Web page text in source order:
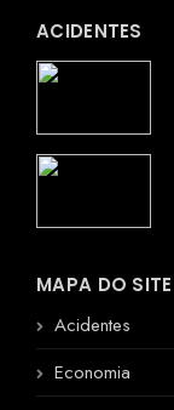
ACIDENTES
MAPA DO SITE
Acidentes
Economia